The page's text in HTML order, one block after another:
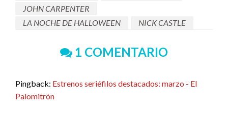
JOHN CARPENTER
LA NOCHE DE HALLOWEEN
NICK CASTLE
1 COMENTARIO
Pingback: Estrenos seriéfilos destacados: marzo - El
Palomitrón